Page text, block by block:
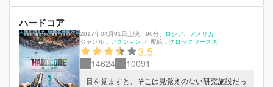
ハードコア
2017年04月01日上映 96分 ロシア
アメリカ
ジャンル： アクション ／ 配給： クロックワークス
3.5
14624 10091
目を覚ますと、そこは見覚えのない研究施設だっ